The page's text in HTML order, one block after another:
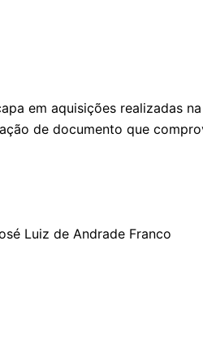
em aquisições realizadas
de documento que
Luiz de Andrade Franco